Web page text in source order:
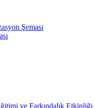
Şeması
ve Farkındalık Etkinliği